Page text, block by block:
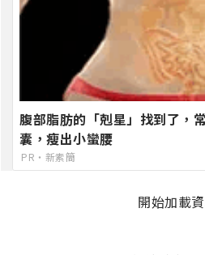
腹部脂肪的「剋星」找到了，
囊，瘦出小蠻腰
PR・新素簡
開始加載